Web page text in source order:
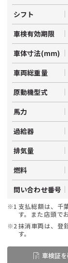
シフト
車検有効期限
車体寸法(mm)
車両総重量
原動機型式
馬力
過給器
排気量
燃料
問い合わせ番号
※1 支払総額は、千
す。また店頭で
※2抹消車両は、登
す。
車検証